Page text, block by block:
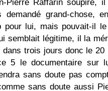
Pierre Raffarin soupire,
demandé grand-chose,
pour lui, mais pouvait-il
semblait légitime, il la
dans trois jours donc le
5 le documentaire sur
sans doute pas
sans doute aussi